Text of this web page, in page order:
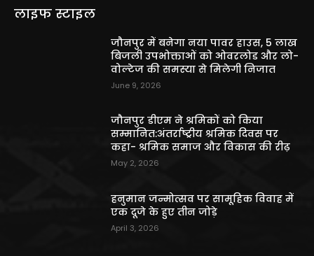
लाइफ स्टाइल
जौनपुर में बनेगा नया पावर हाउस, 5 लाख
बिजली उपभोक्ताओं को ओवरलोड और लो-
वोल्टेज की समस्या से मिलेगी निजात
June 9, 2026
जौनपुर डीएम ने श्रमिकों को किया
सम्मानित:अंतर्राष्ट्रीय श्रमिक दिवस पर
कहा- श्रमिक समाज और विकास की रीढ़
May 2, 2026
हनुमान जन्मोत्सव पर सामूहिक विवाह में
एक दूजे के हुए तीन जोड़े
April 3, 2026